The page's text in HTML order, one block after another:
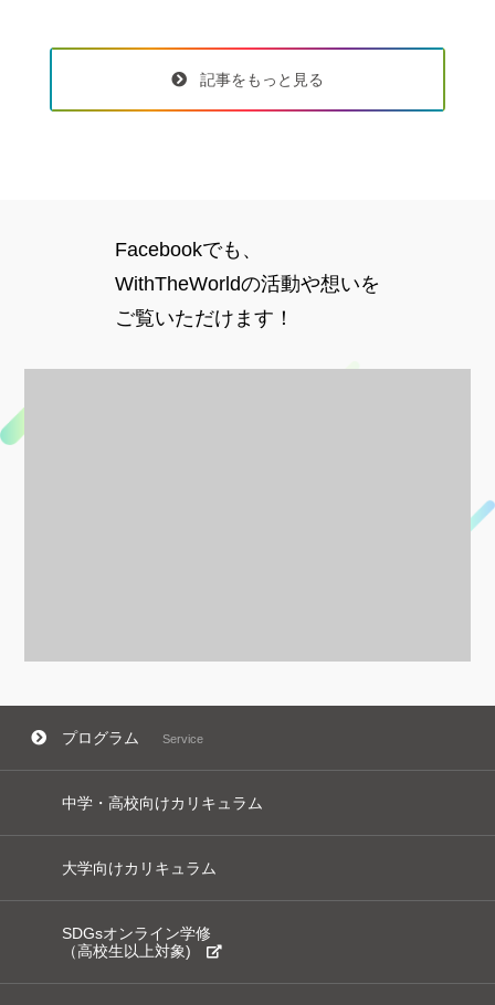
記事をもっと見る
Facebookでも、
WithTheWorldの活動や想いを
ご覧いただけます！
プログラム Service
中学・高校向けカリキュラム
大学向けカリキュラム
SDGsオンライン学修
（高校生以上対象)